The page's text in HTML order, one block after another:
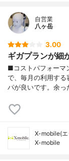
自営業
八ヶ岳
3.00
ギガプランが細
■コストパフォーマ
で、毎月の利用する
パが良いです。余
X-mobile(エ
X-mobile